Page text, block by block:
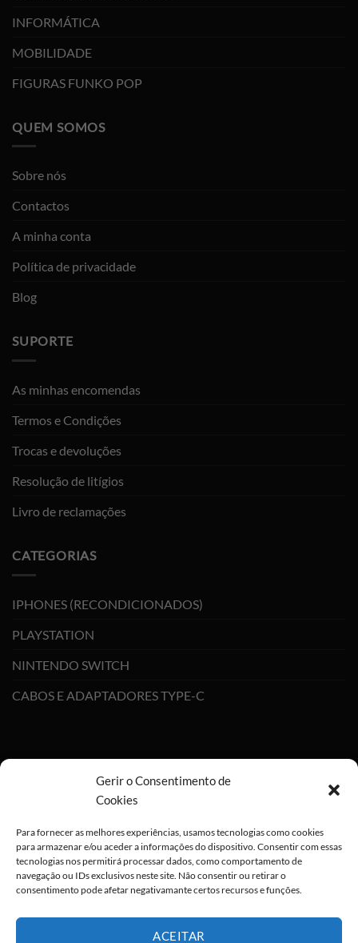
Gerir o Consentimento de
Cookies
Para fornecer as melhores experiências, usamos tecnologias como cookies
para armazenar e/ou aceder a informações do dispositivo. Consentir com essas
tecnologias nos permitirá processar dados, como comportamento de
navegação ou IDs exclusivos neste site. Não consentir ou retirar o
consentimento pode afetar negativamante certos recursos e funções.
ACEITAR
INFORMÁTICA
MOBILIDADE
FIGURAS FUNKO POP
QUEM SOMOS
Sobre nós
Contactos
A minha conta
Política de privacidade
Blog
SUPORTE
As minhas encomendas
Termos e Condições
Trocas e devoluções
Resolução de litígios
Livro de reclamações
CATEGORIAS
IPHONES (RECONDICIONADOS)
PLAYSTATION
NINTENDO SWITCH
CABOS E ADAPTADORES TYPE-C